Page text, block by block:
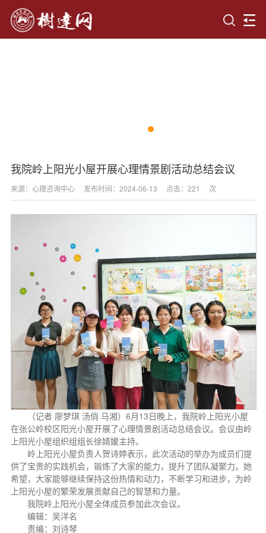
我院岭上阳光小屋开展心理情景剧活动总结会议
来源：心理咨询中心 发布时间：2024-06-13 点击： 221 次
（记者 廖梦琪 汤俏 马湘）6月13日晚上，我院岭上阳光小屋
在张公岭校区阳光小屋开展了心理情景剧活动总结会议。会议由岭
上阳光小屋组织组组长徐婧媛主持。
岭上阳光小屋负责人贺诗婷表示，此次活动的举办为成员们提
供了宝贵的实践机会，锻炼了大家的能力，提升了团队凝聚力。她
希望，大家能够继续保持这份热情和动力，不断学习和进步，为岭
上阳光小屋的繁荣发展贡献自己的智慧和力量。
我院岭上阳光小屋全体成员参加此次会议。
编辑：吴洋名
责编：刘诗琴